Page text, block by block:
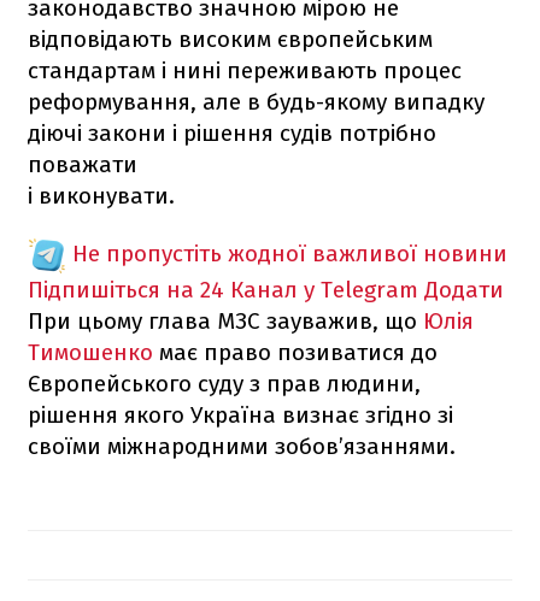
законодавство значною мірою не
відповідають високим європейським
стандартам і нині переживають процес
реформування, але в будь-якому випадку
діючі закони і рішення судів потрібно
поважати
і виконувати.
Не пропустіть жодної важливої новини
Підпишіться на 24 Канал у Telegram Додати
При цьому глава МЗС зауважив, що Юлія
Тимошенко має право позиватися до
Європейського суду з прав людини,
рішення якого Україна визнає згідно зі
своїми міжнародними зобов’язаннями.